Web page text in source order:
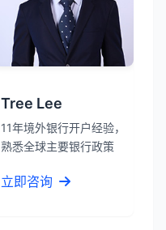
Tree Lee
11年境外银行开户经验，
熟悉全球主要银行政策
立即咨询